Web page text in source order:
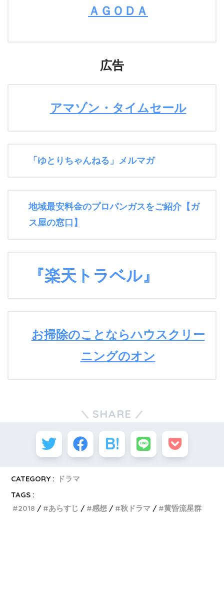
ＡＧＯＤＡ
広告
アマゾン・タイムセール
「ゆとりちゃんねる」メルマガ
地域最安料金のプロパンガスをご紹介【ガ
ス屋の窓口】
『楽天トラベル』
お掃除のことならハウスクリー
ニングのオン
SHARE
CATEGORY :
ドラマ
TAGS :
2018
あらすじ 感想 秋ドラマ 黄昏流星群